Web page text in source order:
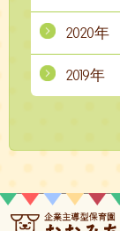
2020年
2019年